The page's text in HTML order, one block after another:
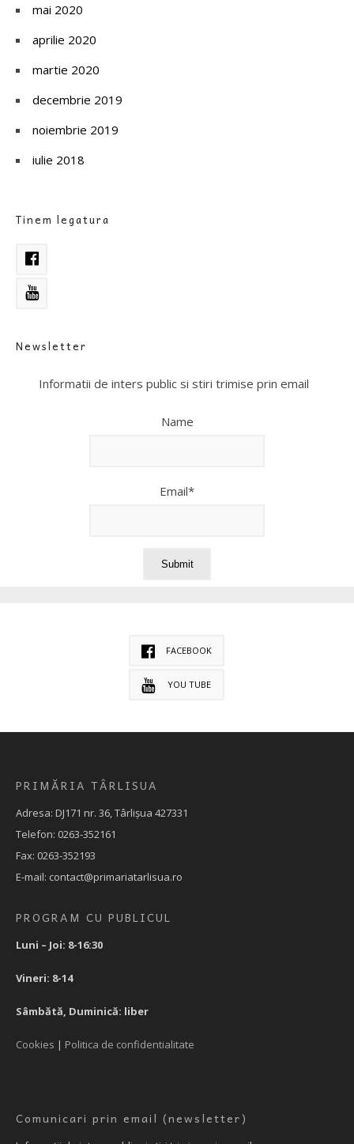
mai 2020
aprilie 2020
martie 2020
decembrie 2019
noiembrie 2019
iulie 2018
Tinem legatura
Newsletter
Informatii de inters public si stiri trimise prin email
Name
Email*
FACEBOOK
YOU TUBE
PRIMĂRIA TÂRLISUA
Adresa: DJ171 nr. 36, Târlișua 427331
Telefon: 0263-352161
Fax: 0263-352193
E-mail: contact@primariatarlisua.ro
PROGRAM CU PUBLICUL
Luni – Joi: 8-16:30
Vineri: 8-14
Sâmbătă, Duminică: liber
Cookies | Politica de confidentialitate
Comunicari prin email (newsletter)